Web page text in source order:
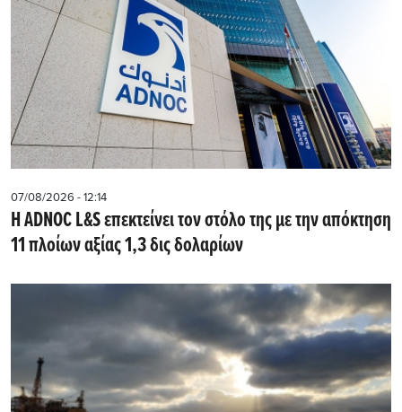
07/08/2026 - 12:14
Η ADNOC L&S επεκτείνει τον στόλο της με την απόκτηση
11 πλοίων αξίας 1,3 δις δολαρίων